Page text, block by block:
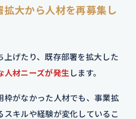
大から人材を再募集し
上げたり、既存部署を拡大した
人材ニーズが発生 します。
枠がなかった人材でも、事業拡
スキルや経験が変化しているこ